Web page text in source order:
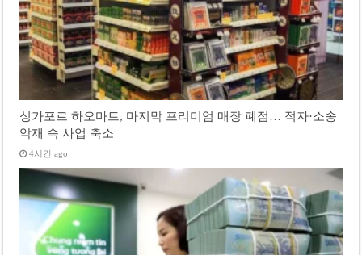
싱가포르 하오마트, 마지막 프리미엄 매장 폐점… 적자·소송
악재 속 사업 축소
4시간 ago